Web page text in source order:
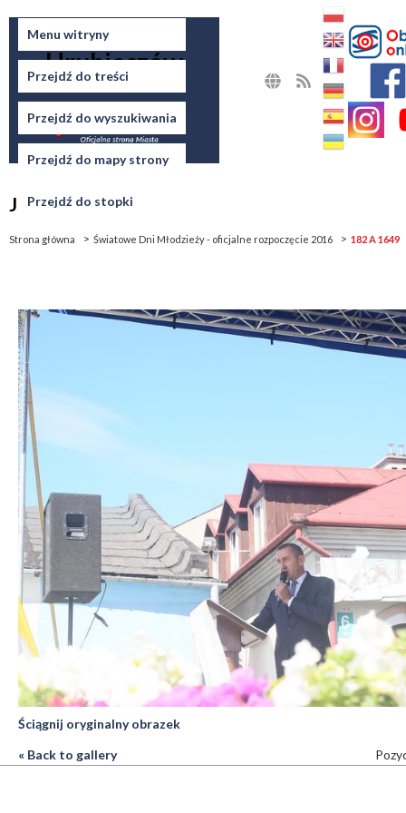
Menu witryny
Przejdź do treści
Przejdź do wyszukiwania
Przejdź do mapy strony
Przejdź do stopki
Miasto
Hrubieszów
Jesteś tutaj
Strona główna Światowe Dni Młodzieży - oficjalne rozpoczęcie 2016 182 A 1649
Ściągnij oryginalny obrazek
« Back to gallery